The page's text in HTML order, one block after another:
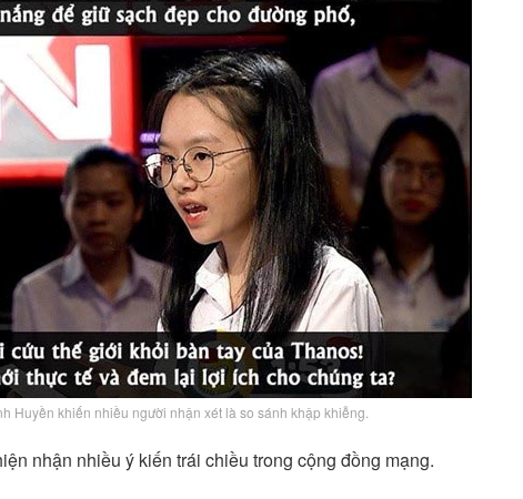
Huyền khiến nhiều người nhận xét là so sánh khập khiễng.
nhận nhiều ý kiến trái chiều trong cộng đồng mạng.